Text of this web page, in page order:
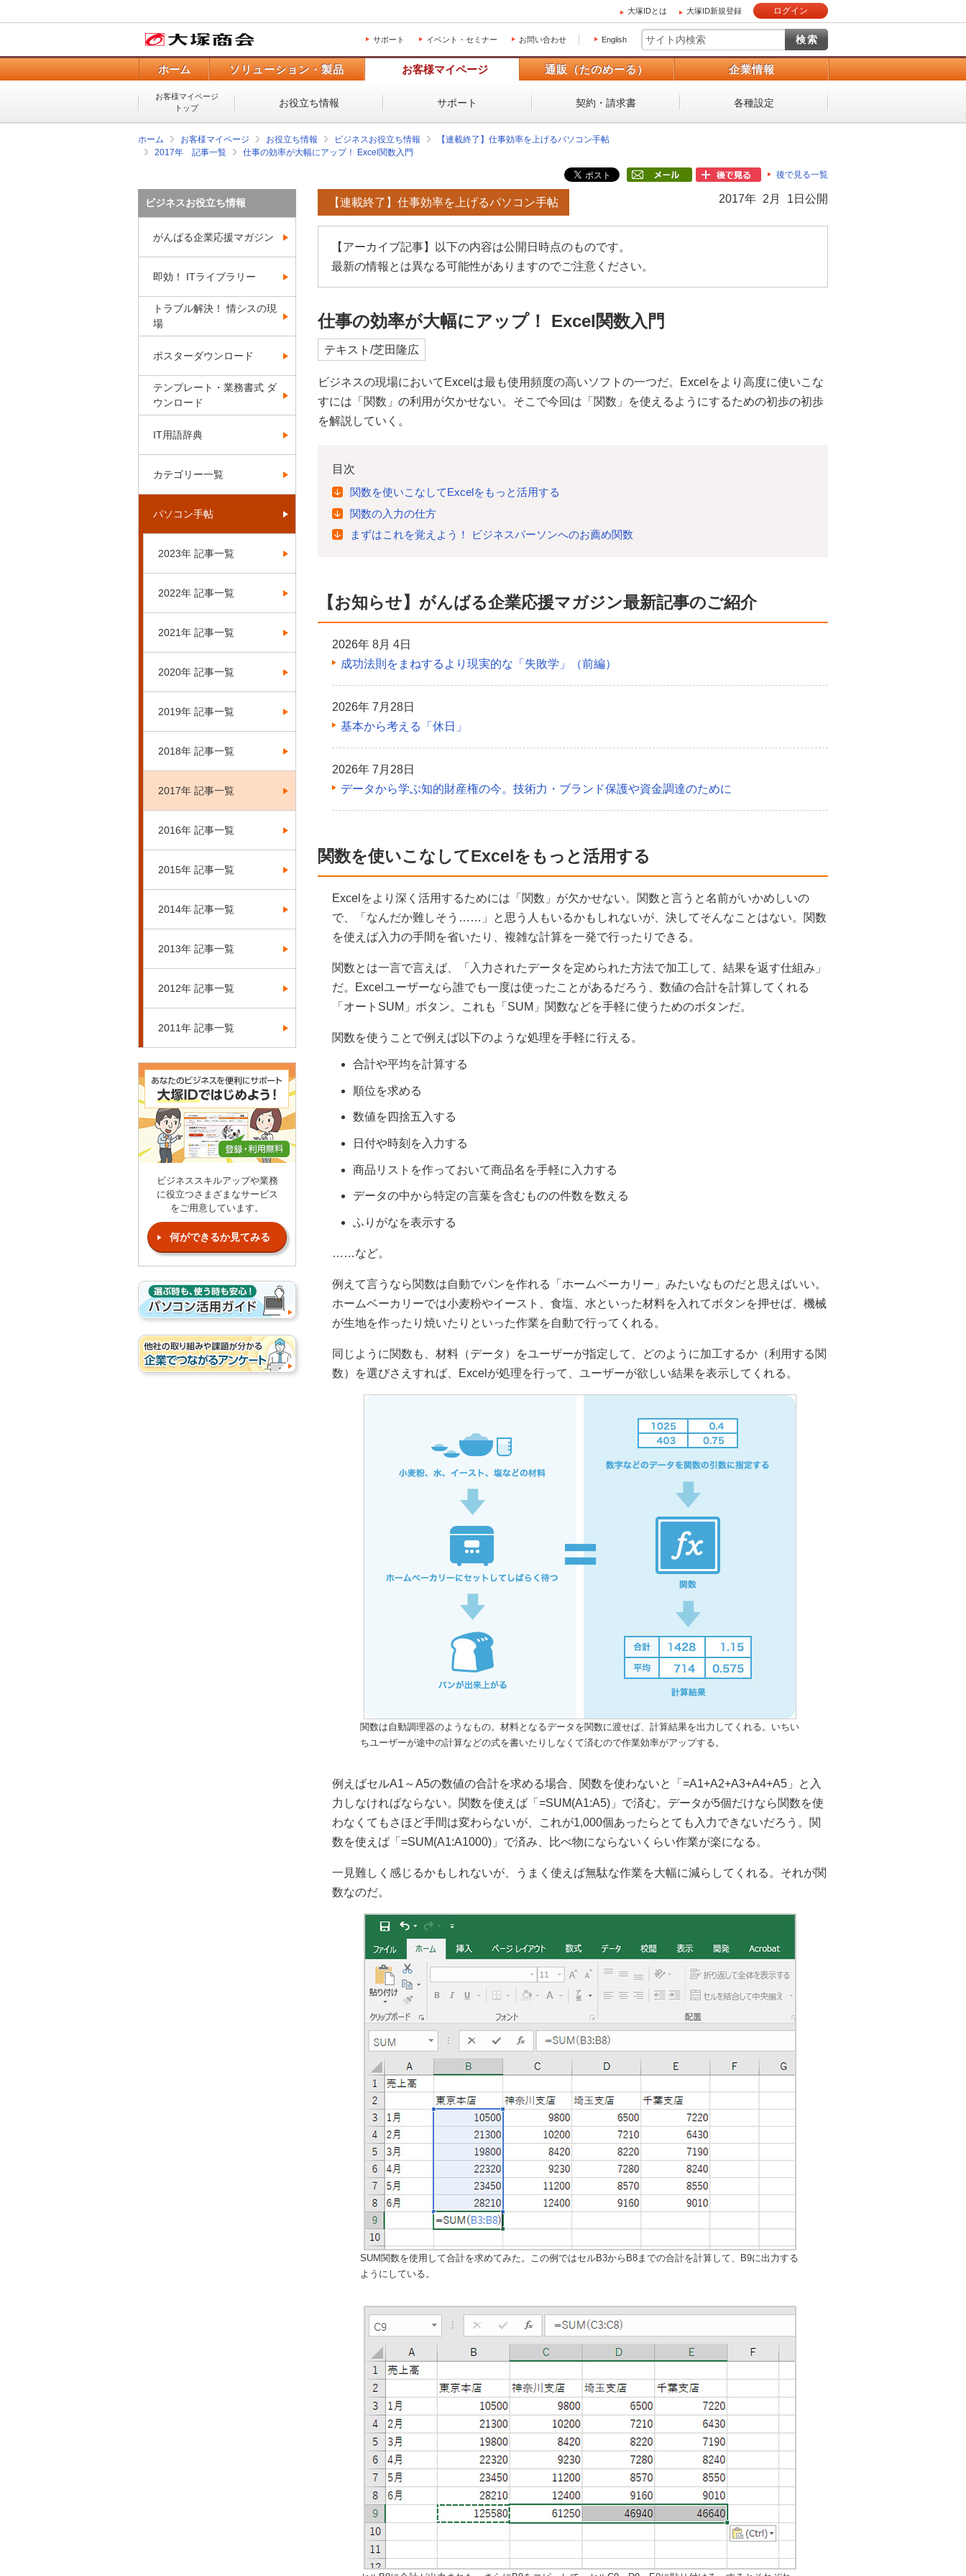
大塚IDとは 大塚ID新規登録 ログイン
サポート イベント・セミナー お問い合わせ English
ホーム ソリューション・製品 お客様マイページ 通販（たのめーる） 企業情報
お客様マイページ
トップ
お役立ち情報 サポート 契約・請求書 各種設定
ホーム お客様マイページ お役立ち情報 ビジネスお役立ち情報
【連載終了】仕事効率を上げるパソコン手帖
2017年 記事一覧
仕事の効率が大幅にアップ！ Excel関数入門
後で見る一覧
2017年 2月 1日公開
【連載終了】仕事効率を上げるパソコン手帖
【アーカイブ記事】以下の内容は公開日時点のものです。
最新の情報とは異なる可能性がありますのでご注意ください。
仕事の効率が大幅にアップ！ Excel関数入門
テキスト/芝田隆広
ビジネスの現場においてExcelは最も使用頻度の高いソフトの一つだ。Excelをより高度に使いこな
すには「関数」の利用が欠かせない。そこで今回は「関数」を使えるようにするための初歩の初歩
を解説していく。
目次
関数を使いこなしてExcelをもっと活用する
関数の入力の仕方
まずはこれを覚えよう！ ビジネスパーソンへのお薦め関数
【お知らせ】がんばる企業応援マガジン最新記事のご紹介
2026年 8月 4日
成功法則をまねするより現実的な「失敗学」（前編）
2026年 7月28日
基本から考える「休日」
2026年 7月28日
データから学ぶ知的財産権の今。技術力・ブランド保護や資金調達のために
関数を使いこなしてExcelをもっと活用する
Excelをより深く活用するためには「関数」が欠かせない。関数と言うと名前がいかめしいの
で、「なんだか難しそう……」と思う人もいるかもしれないが、決してそんなことはない。関数
を使えば入力の手間を省いたり、複雑な計算を一発で行ったりできる。
関数とは一言で言えば、「入力されたデータを定められた方法で加工して、結果を返す仕組み」
だ。Excelユーザーなら誰でも一度は使ったことがあるだろう、数値の合計を計算してくれる
「オートSUM」ボタン。これも「SUM」関数などを手軽に使うためのボタンだ。
関数を使うことで例えば以下のような処理を手軽に行える。
合計や平均を計算する
順位を求める
数値を四捨五入する
日付や時刻を入力する
商品リストを作っておいて商品名を手軽に入力する
データの中から特定の言葉を含むものの件数を数える
ふりがなを表示する
……など。
例えて言うなら関数は自動でパンを作れる「ホームベーカリー」みたいなものだと思えばいい。
ホームベーカリーでは小麦粉やイースト、食塩、水といった材料を入れてボタンを押せば、機械
が生地を作ったり焼いたりといった作業を自動で行ってくれる。
同じように関数も、材料（データ）をユーザーが指定して、どのように加工するか（利用する関
数）を選びさえすれば、Excelが処理を行って、ユーザーが欲しい結果を表示してくれる。
関数は自動調理器のようなもの。材料となるデータを関数に渡せば、計算結果を出力してくれる。いちい
ちユーザーが途中の計算などの式を書いたりしなくて済むので作業効率がアップする。
例えばセルA1～A5の数値の合計を求める場合、関数を使わないと「=A1+A2+A3+A4+A5」と入
力しなければならない。関数を使えば「=SUM(A1:A5)」で済む。データが5個だけなら関数を使
わなくてもさほど手間は変わらないが、これが1,000個あったらとても入力できないだろう。関
数を使えば「=SUM(A1:A1000)」で済み、比べ物にならないくらい作業が楽になる。
一見難しく感じるかもしれないが、うまく使えば無駄な作業を大幅に減らしてくれる。それが関
数なのだ。
SUM関数を使用して合計を求めてみた。この例ではセルB3からB8までの合計を計算して、B9に出力する
ようにしている。
ビジネスお役立ち情報
がんばる企業応援マガジン
即効！ ITライブラリー
トラブル解決！ 情シスの現
場
ポスターダウンロード
テンプレート・業務書式 ダ
ウンロード
IT用語辞典
カテゴリー一覧
パソコン手帖
2023年 記事一覧
2022年 記事一覧
2021年 記事一覧
2020年 記事一覧
2019年 記事一覧
2018年 記事一覧
2017年 記事一覧
2016年 記事一覧
2015年 記事一覧
2014年 記事一覧
2013年 記事一覧
2012年 記事一覧
2011年 記事一覧
ビジネススキルアップや業務
に役立つさまざまなサービス
をご用意しています。
何ができるか見てみる